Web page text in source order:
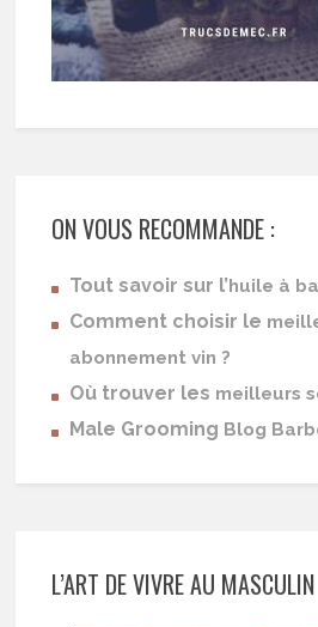
ON VOUS RECOMMANDE :
Tout savoir sur l’ huile à
Comment choisir le
abonnement vin ?
Où trouver les meilleurs
Male Grooming Blog
L’ART DE VIVRE AU MASCULIN